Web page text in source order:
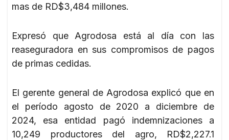
mas de RD$3,484 millones.
Expresó que Agrodosa está al día con las
reaseguradora en sus compromisos de pagos
de primas cedidas.
El gerente general de Agrodosa explicó que en
el período agosto de 2020 a diciembre de
2024, esa entidad pagó indemnizaciones a
10,249 productores del agro, RD$2,227.1